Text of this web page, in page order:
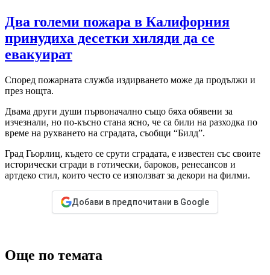
Два големи пожара в Калифорния
принудиха десетки хиляди да се
евакуират
Според пожарната служба издирването може да продължи и
през нощта.
Двама други души първоначално също бяха обявени за
изчезнали, но по-късно стана ясно, че са били на разходка по
време на рухването на сградата, съобщи “Билд”.
Град Гьорлиц, където се срути сградата, е известен със своите
исторически сгради в готически, бароков, ренесансов и
артдеко стил, които често се използват за декори на филми.
Добави в предпочитани в Google
Още по темата